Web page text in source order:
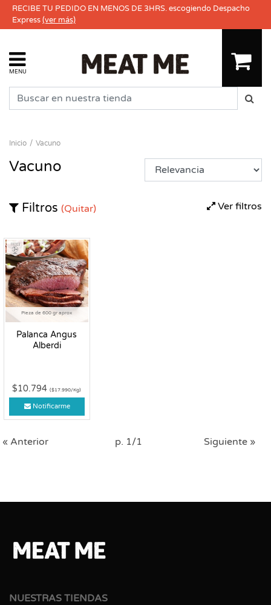
RECIBE TU PEDIDO EN MENOS DE 3HRS. escogiendo Despacho
Express(ver más)
MENU
Inicio Vacuno
Vacuno
Ver filtros
Filtros (Quitar)
Pieza de 600 gr aprox
Palanca Angus
Alberdi
Fresco
$10.794($17.990/Kg)
Notificarme
« Anterior p. 1/1 Siguiente »
NUESTRAS TIENDAS